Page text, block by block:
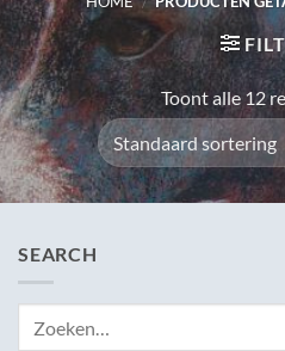
Toont alle 12
SEARCH